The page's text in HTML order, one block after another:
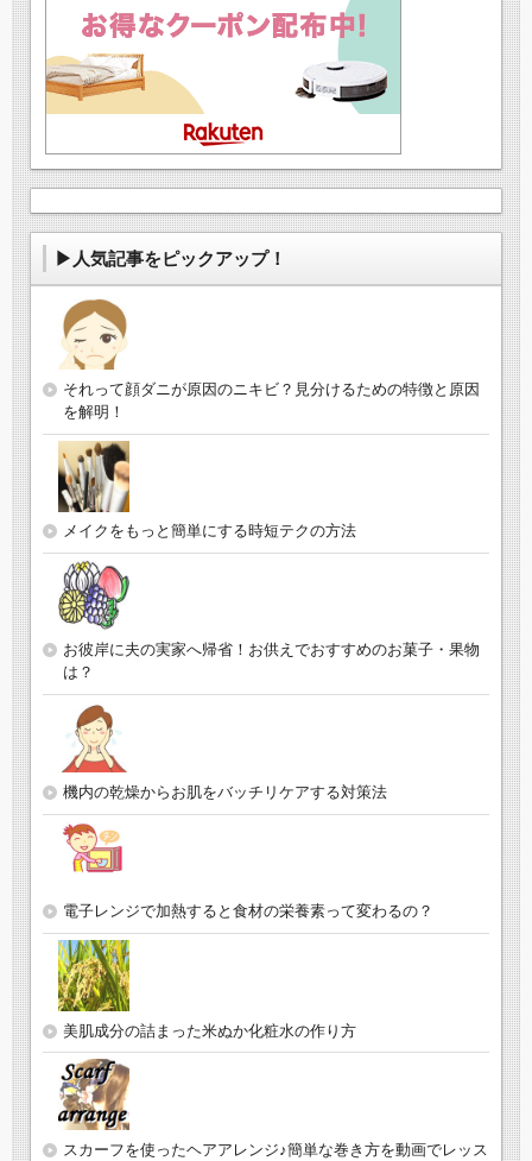
▶人気記事をピックアップ！
それって顔ダニが原因のニキビ？見分けるための特徴と原因
を解明！
メイクをもっと簡単にする時短テクの方法
お彼岸に夫の実家へ帰省！お供えでおすすめのお菓子・果物
は？
機内の乾燥からお肌をバッチリケアする対策法
電子レンジで加熱すると食材の栄養素って変わるの？
美肌成分の詰まった米ぬか化粧水の作り方
スカーフを使ったヘアアレンジ♪簡単な巻き方を動画でレッス